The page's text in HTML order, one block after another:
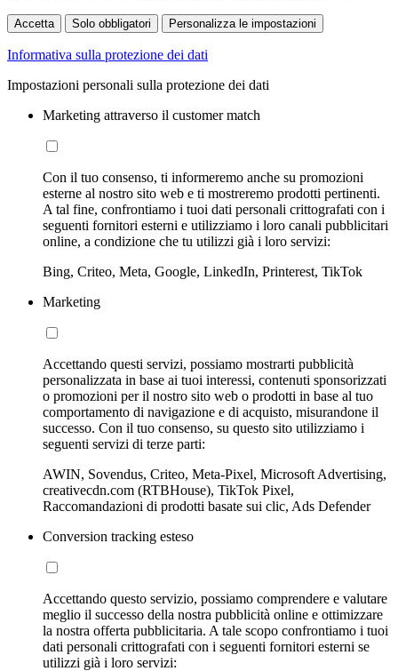
Accetta Solo obbligatori Personalizza le impostazioni
Informativa sulla protezione dei dati
Impostazioni personali sulla protezione dei dati
Marketing attraverso il customer match
Con il tuo consenso, ti informeremo anche su promozioni
esterne al nostro sito web e ti mostreremo prodotti pertinenti.
A tal fine, confrontiamo i tuoi dati personali crittografati con i
seguenti fornitori esterni e utilizziamo i loro canali pubblicitari
online, a condizione che tu utilizzi già i loro servizi:
Bing, Criteo, Meta, Google, LinkedIn, Printerest, TikTok
Marketing
Accettando questi servizi, possiamo mostrarti pubblicità
personalizzata in base ai tuoi interessi, contenuti sponsorizzati
o promozioni per il nostro sito web o prodotti in base al tuo
comportamento di navigazione e di acquisto, misurandone il
successo. Con il tuo consenso, su questo sito utilizziamo i
seguenti servizi di terze parti:
AWIN, Sovendus, Criteo, Meta-Pixel, Microsoft Advertising,
creativecdn.com (RTBHouse), TikTok Pixel,
Raccomandazioni di prodotti basate sui clic, Ads Defender
Conversion tracking esteso
Accettando questo servizio, possiamo comprendere e valutare
meglio il successo della nostra pubblicità online e ottimizzare
la nostra offerta pubblicitaria. A tale scopo confrontiamo i tuoi
dati personali crittografati con i seguenti fornitori esterni se
utilizzi già i loro servizi: